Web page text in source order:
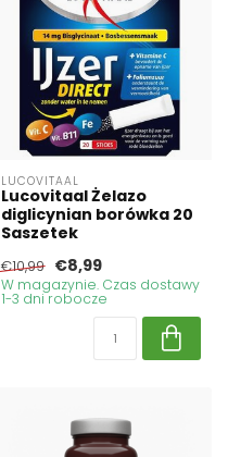
LUCOVITAAL
Lucovitaal Żelazo
diglicynian borówka 20
Saszetek
€10,99 €8,99
W magazynie. Czas dostawy
1-3 dni robocze